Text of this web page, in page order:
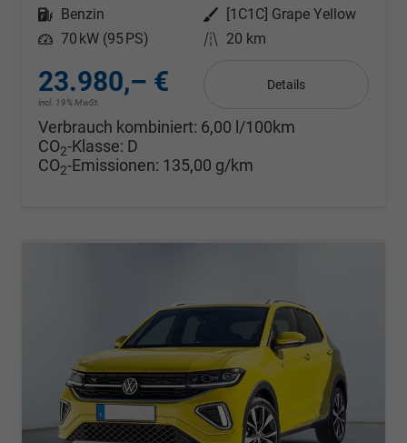
Kraftstoff
Benzin Außenfarbe
[1C1C] Grape Yellow
Leistung 70 kW (95 PS) Kilometerstand 20 km
23.980,– €
incl. 19% MwSt.
Details
Verbrauch kombiniert: 6,00 l/100km
CO2-Klasse: D
CO2-Emissionen: 135,00 g/km